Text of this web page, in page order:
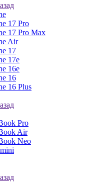
17 Pro
17 Pro Max
Air
17
17e
16e
16
16 Plus
Pro
Air
Neo